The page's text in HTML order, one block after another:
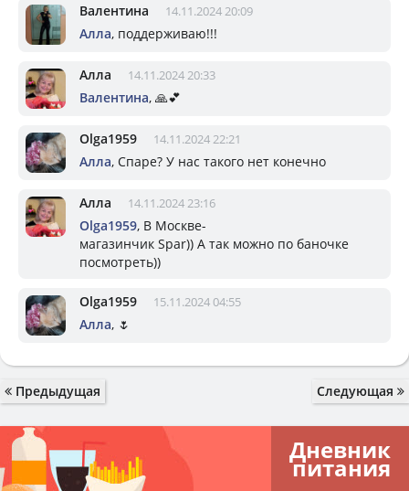
Валентина 14.11.2024 20:09
Алла, поддерживаю!!!
Алла 14.11.2024 20:33
Валентина, 🙏💕
Olga1959 14.11.2024 22:21
Алла, Спаре? У нас такого нет конечно
Алла 14.11.2024 23:16
Olga1959, В Москве-
магазинчик Spar)) А так можно по баночке
посмотреть))
Olga1959 15.11.2024 04:55
Алла, 🌷
Предыдущая Следующая
Дневник
питания